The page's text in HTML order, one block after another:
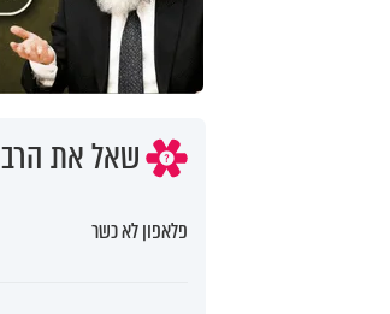
שאל את הרב
פלאפון לא כשר